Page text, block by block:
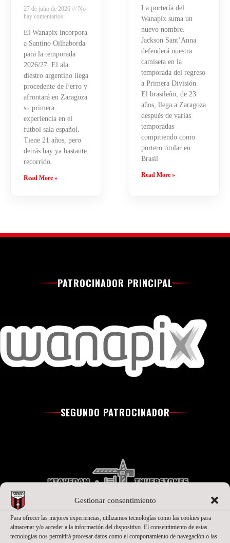
Gestionar consentimiento
Para ofrecer las mejores experiencias, utilizamos tecnologías como las cookies para
almacenar y/o acceder a la información del dispositivo. El consentimiento de estas
tecnologías nos permitirá procesar datos como el comportamiento de navegación o las
27 de julio de 2026
No
hay comentarios
El Wanapix incorpora
a Santino Oilhaborda
para la temporada
2026/27. El ala
diestro argentino llega
procedente de Ferro y
afrontará en Zaragoza
su primera
experiencia en el
fútbol sala español.
Tiene 21 años, pero
detrás hay ya bastante
recorrido.
Read More »
La portería del
Wanapix suma un
nuevo nombre.
Jackson Sant’Anna
defenderá nuestra
camiseta en la
temporada del regreso
a Primera División.
El brasileño, de 23
años, llega a Zaragoza
después de varias
temporadas
compitiendo como
portero titular en
Brasil
Read More »
PATROCINADOR PRINCIPAL
SEGUNDO PATROCINADOR